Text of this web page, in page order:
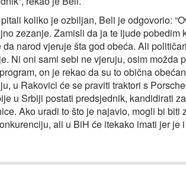
koliko je ozbiljan, Beli je odgovorio:
zezanje. Zamisli da ja te ljude pobedim
da narod vjeruje šta god obeća. Ali
Ni oni sami sebi ne vjeruju, osim možda
on je rekao da su to obična
u Rakovici će se praviti traktori s
u Srbiji postati predsjednik, kandidirati
Ako uradi to što je najavio, mogli bi
ali u BiH će itekako imati jer je